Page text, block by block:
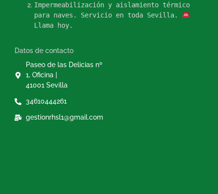
Impermeabilización y aislamiento térmico
para naves. Servicio en toda Sevilla.
Llama hoy.
Datos de contacto
Paseo de las Delicias nº
1, Oficina |
41001 Sevilla
34610444261
gestionrhsl1@gmail.com